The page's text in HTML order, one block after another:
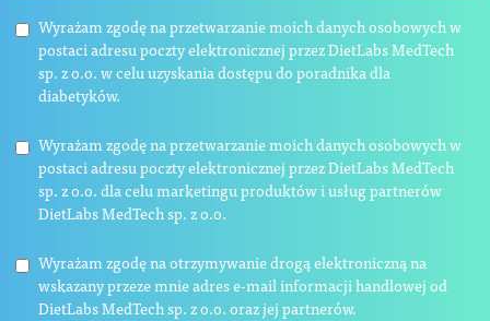
Wyrażam zgodę na przetwarzanie moich danych osobowych w
postaci adresu poczty elektronicznej przez DietLabs MedTech
sp. z o.o. w celu uzyskania dostępu do poradnika dla
diabetyków.
Wyrażam zgodę na przetwarzanie moich danych osobowych w
postaci adresu poczty elektronicznej przez DietLabs MedTech
sp. z o.o. dla celu marketingu produktów i usług partnerów
DietLabs MedTech sp. z o.o.
Wyrażam zgodę na otrzymywanie drogą elektroniczną na
wskazany przeze mnie adres e-mail informacji handlowej od
DietLabs MedTech sp. z o.o. oraz jej partnerów.